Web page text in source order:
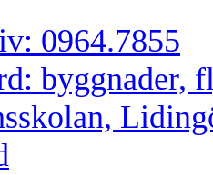
0964.7855
byggnader,